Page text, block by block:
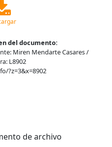
del documento:
Miren Mendarte Casares /
L8902
?z=3&x=8902
de archivo